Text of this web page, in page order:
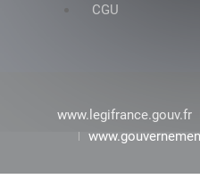
CGU
www.legifrance.gouv.fr